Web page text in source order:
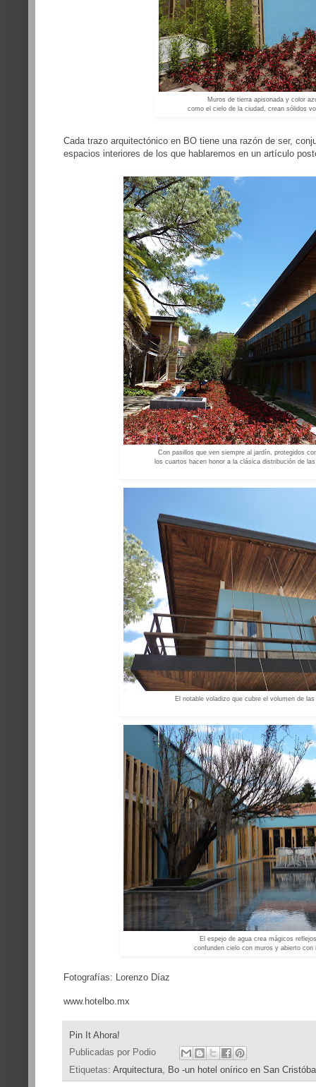
Muros de tierra apisonada y color
como el cielo de la ciudad, crean sólidos
Cada trazo arquitectónico en BO tiene una razón de ser,
espacios interiores de los que hablaremos en un artículo
Con pasillos que ven siempre al jardín, protegidos
los cuartos hacen honor a la clásica distribución de
El notable voladizo que cubre el volumen de
El espejo de agua crea mágicos
confunden cielo con muros y abierto con
Fotografías: Lorenzo Díaz
www.hotelbo.mx
Pin It Ahora!
Publicadas por Podio
Etiquetas: Arquitectura, Bo -un hotel onírico en San